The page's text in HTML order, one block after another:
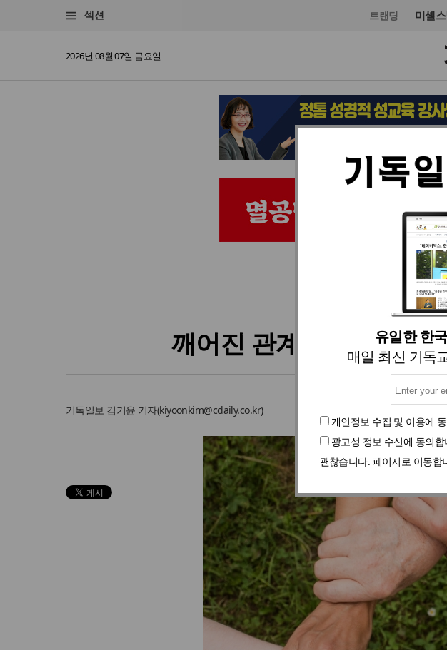
섹션 트랜딩 미셸
2026년 08월 07일 금요일
유일한 한
매일 최신 기독
개인정보 수집 및 이용에
광고성 정보 수신에 동의합
괜찮습니다. 페이지로 이동합
기독교 라
깨어진 관계를 회복하고
기독일보 김기윤 기자(kiyoonkim@cdaily.co.kr)